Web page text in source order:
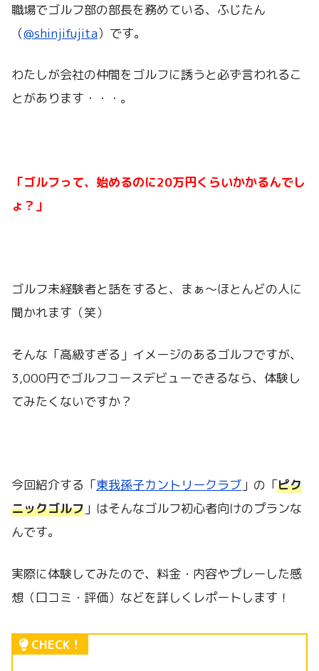
職場でゴルフ部の部長を務めている、ふじたん
（@shinjifujita）です。
わたしが会社の仲間をゴルフに誘うと必ず言われるこ
とがあります・・・。
「ゴルフって、始めるのに20万円くらいかかるんでし
ょ？」
ゴルフ未経験者と話をすると、まぁ～ほとんどの人に
聞かれます（笑）
そんな「高級すぎる」イメージのあるゴルフですが、
3,000円でゴルフコースデビューできるなら、体験し
てみたくないですか？
今回紹介する「東我孫子カントリークラブ 」の「ピク
ニックゴルフ 」はそんなゴルフ初心者向けのプランな
んです。
実際に体験してみたので、料金・内容やプレーした感
想（口コミ・評価）などを詳しくレポートします！
CHECK！